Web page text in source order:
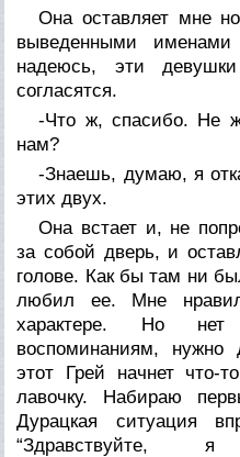
Она оставляет мне
выведенными
надеюсь, эти
согласятся.
-Что ж, спасибо. Не
нам?
-Знаешь, думаю, я
этих двух.
Она встает и, не
за собой дверь, и
голове. Как бы там ни
любил ее. Мне
характере. Но нет
воспоминаниям, нужно
этот Грей начнет что-
лавочку. Набираю
Дурацкая ситуация
“Здравствуйте,